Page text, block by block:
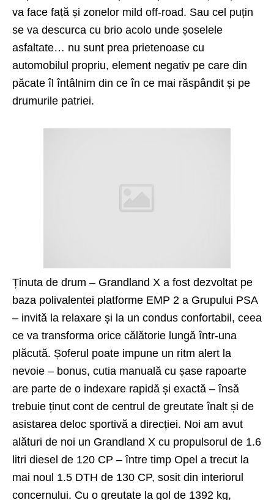
va face față și zonelor mild off-road. Sau cel puțin
se va descurca cu brio acolo unde șoselele
asfaltate… nu sunt prea prietenoase cu
automobilul propriu, element negativ pe care din
păcate îl întâlnim din ce în ce mai răspândit și pe
drumurile patriei.
Ținuta de drum – Grandland X a fost dezvoltat pe
baza polivalentei platforme EMP 2 a Grupului PSA
– invită la relaxare și la un condus confortabil, ceea
ce va transforma orice călătorie lungă într-una
plăcută. Șoferul poate impune un ritm alert la
nevoie – bonus, cutia manuală cu șase rapoarte
are parte de o indexare rapidă și exactă – însă
trebuie ținut cont de centrul de greutate înalt și de
asistarea deloc sportivă a direcției. Noi am avut
alături de noi un Grandland X cu propulsorul de 1.6
litri diesel de 120 CP – între timp Opel a trecut la
mai noul 1.5 DTH de 130 CP, sosit din interiorul
concernului. Cu o greutate la gol de 1392 kg,